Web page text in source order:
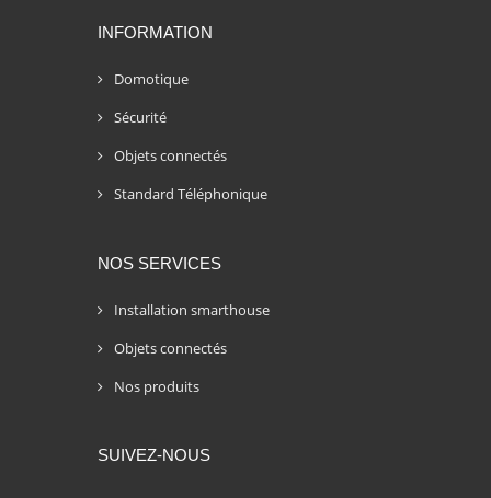
INFORMATION
Domotique
Sécurité
Objets connectés
Standard Téléphonique
NOS SERVICES
Installation smarthouse
Objets connectés
Nos produits
SUIVEZ-NOUS